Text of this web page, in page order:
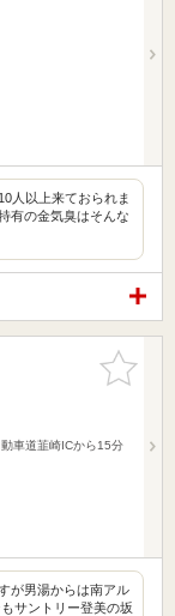
人以上来ておられま
有の金気臭はそんな
お気に入
りに追加
車道韮崎ICから15分
が男湯からは南アル
サントリー登美の坂